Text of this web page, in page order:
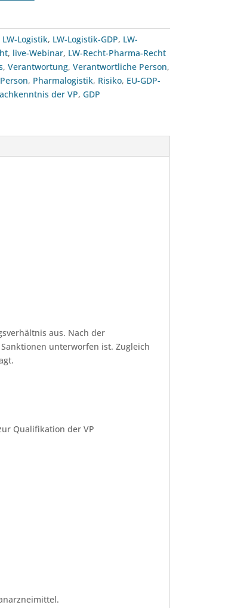
LW-Logistik, LW-Logistik-GDP, LW-
, live-Webinar, LW-Recht-Pharma-Recht
, Verantwortung, Verantwortliche Person,
, Pharmalogistik, Risiko, EU-GDP-
der VP, GDP
aus. Nach der
unterworfen ist. Zugleich
Qualifikation der VP